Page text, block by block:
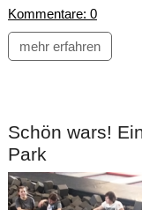
Kommentare: 0
mehr erfahren
Schön wars!
Park